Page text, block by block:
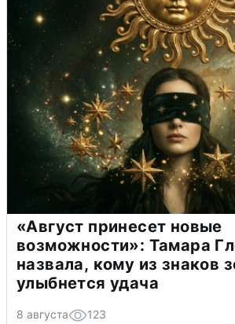
«Август принесет новые
возможности»: Тамара
назвала, кому из знаков
улыбнется удача
8 августа 123